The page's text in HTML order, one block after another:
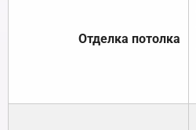
Отделка потолка